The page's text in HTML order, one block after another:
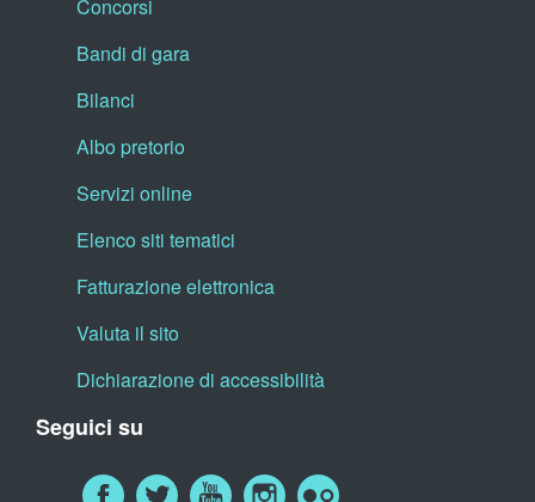
Concorsi
Bandi di gara
Bilanci
Albo pretorio
Servizi online
Elenco siti tematici
Fatturazione elettronica
Valuta il sito
Dichiarazione di accessibilità
Seguici su